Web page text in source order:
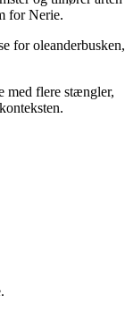
for Nerie.
for oleanderbusken,
med flere stængler,